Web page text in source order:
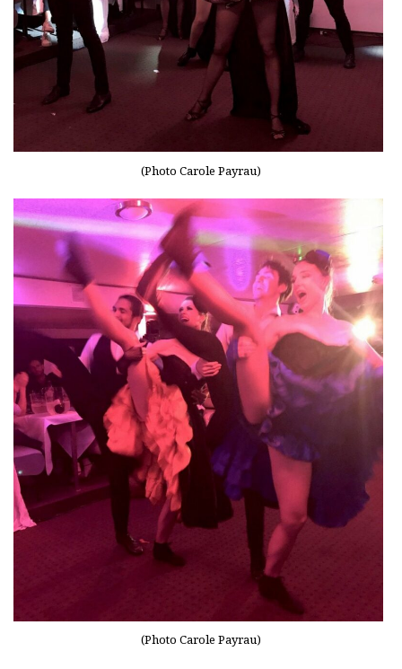
(Photo Carole Payrau)
(Photo Carole Payrau)